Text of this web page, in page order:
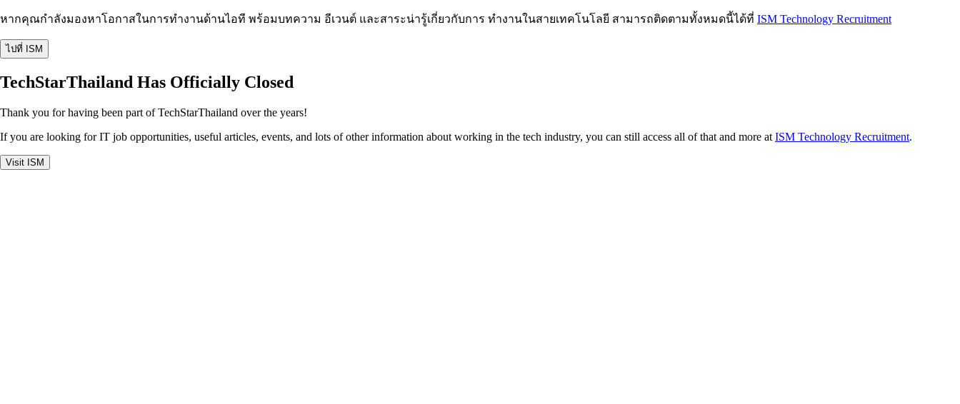
หากคุณกำลังมองหาโอกาสในการทำงานด้านไอที พร้อมบทความ อีเวนต์ และสาระน่ารู้เกี่ยวกับการ ทำงานในสายเทคโนโลยี สามารถติดตามทั้งหมดนี้ได้ที่ ISM Technology Recruitment
ไปที่ ISM
TechStarThailand Has Officially Closed
Thank you for having been part of TechStarThailand over the years!
If you are looking for IT job opportunities, useful articles, events, and lots of other information about working in the tech industry, you can still access all of that and more at ISM Technology Recruitment.
Visit ISM